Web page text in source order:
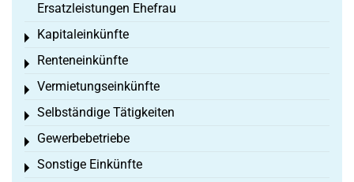
Ersatzleistungen Ehefrau
Kapitaleinkünfte
Toggle menu
Renteneinkünfte
Toggle menu
Vermietungseinkünfte
Toggle menu
Selbständige Tätigkeiten
Toggle menu
Gewerbebetriebe
Toggle menu
Sonstige Einkünfte
Toggle menu